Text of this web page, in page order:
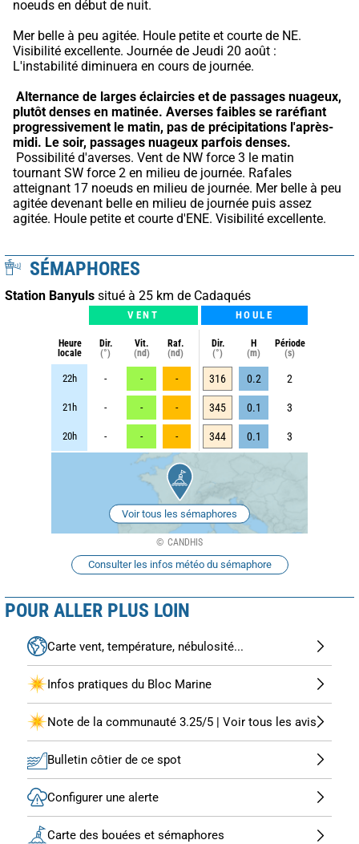
noeuds en début de nuit.
Mer belle à peu agitée. Houle petite et courte de NE.
Visibilité excellente. Journée de Jeudi 20 août :
L'instabilité diminuera en cours de journée.
Alternance de larges éclaircies et de passages nuageux,
plutôt denses en matinée. Averses faibles se raréfiant
progressivement le matin, pas de précipitations l'après-
midi. Le soir, passages nuageux parfois denses.
tournant SW force 2 en milieu de journée. Rafales
atteignant 17 noeuds en milieu de journée. Mer belle à peu
agitée devenant belle en milieu de journée puis assez
agitée. Houle petite et courte d'ENE. Visibilité excellente.
SÉMAPHORES
Station Banyuls situé à 25 km de Cadaqués
VENT HOULE
Heure
locale
Dir.
(°)
Vit.
(nd)
Raf.
(nd)
Dir.
(°)
H
(m)
Période
(s)
22h - - - 316 0.2 2
21h - - - 345 0.1 3
20h - - - 344 0.1 3
Voir tous les sémaphores
CANDHIS
Consulter les infos météo du sémaphore
POUR ALLER PLUS LOIN
Carte vent, température, nébulosité...
Infos pratiques du Bloc Marine
Note de la communauté 3.25/5 | Voir tous les avis
Bulletin côtier de ce spot
Configurer une alerte
Carte des bouées et sémaphores